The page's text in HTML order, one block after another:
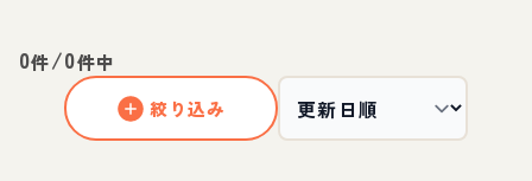
0件/0件中
絞り込み